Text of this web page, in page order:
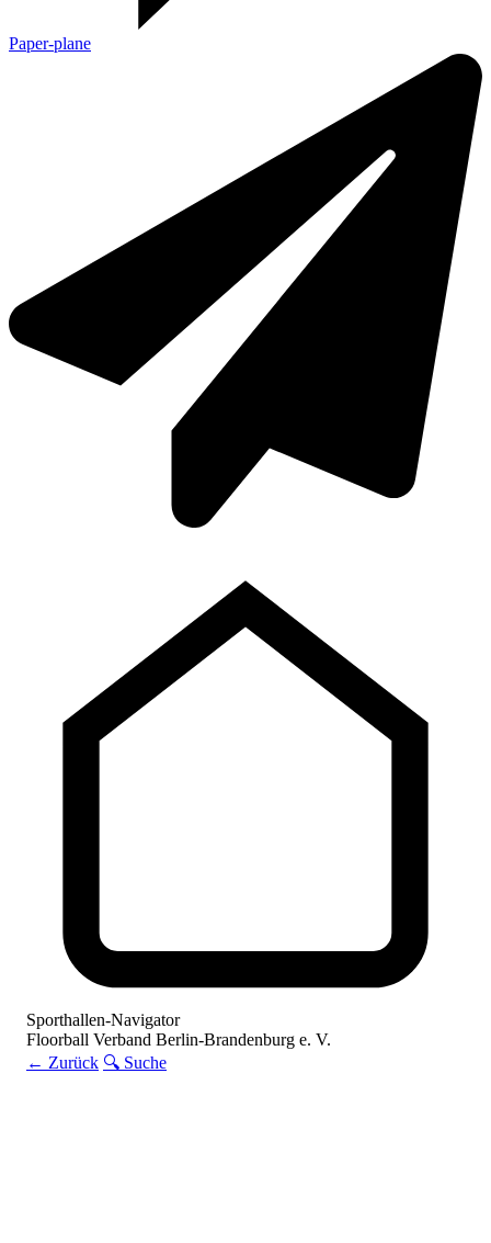
Paper-plane
Sporthallen-Navigator
Floorball Verband Berlin-Brandenburg e. V.
← Zurück 🔍 Suche